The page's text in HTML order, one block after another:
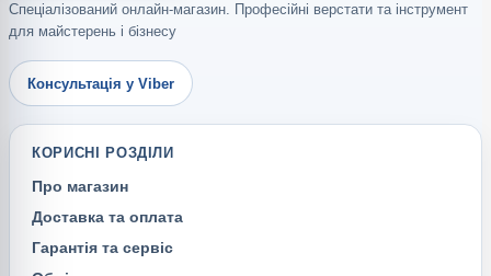
Спеціалізований онлайн-магазин. Професійні верстати та інструмент
для майстерень і бізнесу
Консультація у Viber
КОРИСНІ РОЗДІЛИ
Про магазин
Доставка та оплата
Гарантія та сервіс